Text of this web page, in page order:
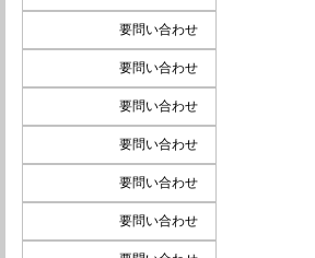
要問い合わせ
要問い合わせ
要問い合わせ
要問い合わせ
要問い合わせ
要問い合わせ